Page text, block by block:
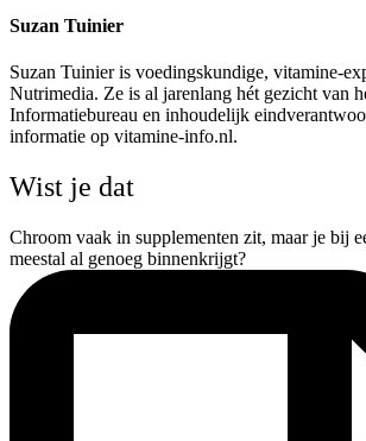
Suzan Tuinier
Suzan Tuinier is voedingskundige, vitamine-
Nutrimedia. Ze is al jarenlang hét gezicht van
Informatiebureau en inhoudelijk
informatie op vitamine-info.nl.
Wist je dat
Chroom vaak in supplementen zit, maar je bij
meestal al genoeg binnenkrijgt?